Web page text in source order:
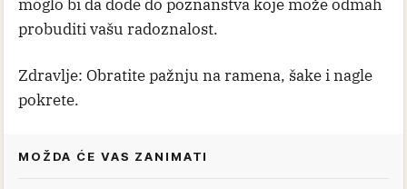
moglo bi da dođe do poznanstva koje može odmah
probuditi vašu radoznalost.
Zdravlje: Obratite pažnju na ramena, šake i nagle
pokrete.
MOŽDA ĆE VAS ZANIMATI